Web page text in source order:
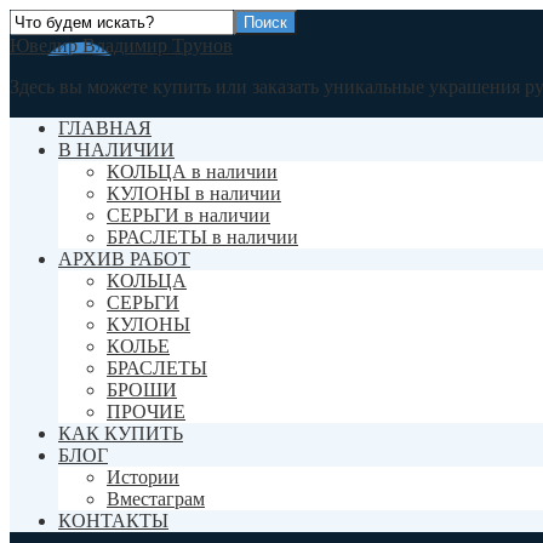
Ювелир Владимир Трунов
Здесь вы можете купить или заказать уникальные украшения
ГЛАВНАЯ
В НАЛИЧИИ
КОЛЬЦА в наличии
КУЛОНЫ в наличии
СЕРЬГИ в наличии
БРАСЛЕТЫ в наличии
АРХИВ РАБОТ
КОЛЬЦА
СЕРЬГИ
КУЛОНЫ
КОЛЬЕ
БРАСЛЕТЫ
БРОШИ
ПРОЧИЕ
КАК КУПИТЬ
БЛОГ
Истории
Вместаграм
КОНТАКТЫ